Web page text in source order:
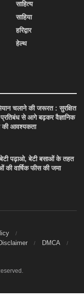
साहित्य
साहिया
हरिद्वार
हेल्थ
चलाने की जरूरत : सुरक्षित
से आगे बढ़कर वैज्ञानिक
की आवश्यकता
बेटी पढ़ाओ, बेटी बसाओं के तहत
वार्षिक फीस की जमा
DMCA